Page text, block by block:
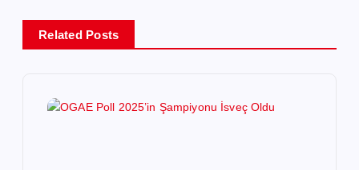
e
z
Related Posts